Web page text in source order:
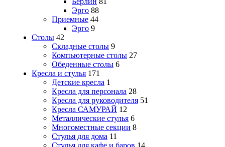
Эрго 88
Приемные 44
Эрго 9
Столы 42
Складные столы 9
Компьютерные столы 27
Обеденные столы 6
Кресла и стулья 171
Детские кресла 1
Кресла для персонала 28
Кресла для руководителя 51
Кресла САМУРАЙ 12
Металлические стулья 6
Многоместные секции 8
Стулья для дома 11
Стулья для кафе и баров 14